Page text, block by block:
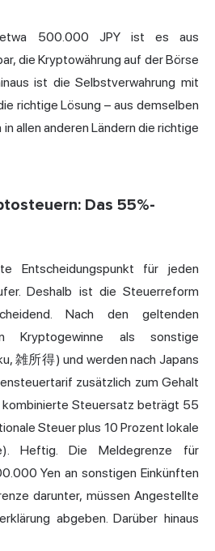
500.000 JPY ist es aus
die Kryptowährung auf der Börse
ist die Selbstverwahrung mit
richtige Lösung – aus demselben
allen anderen Ländern die richtige
Das 55%-
Entscheidungspunkt für jeden
Deshalb ist die Steuerreform
Nach den geltenden
Kryptogewinne als sonstige
雑所得) und werden nach Japans
zusätzlich zum Gehalt
Steuersatz beträgt 55
Steuer plus 10 Prozent lokale
Heftig. Die Meldegrenze für
Yen an sonstigen Einkünften
darunter, müssen Angestellte
abgeben. Darüber hinaus